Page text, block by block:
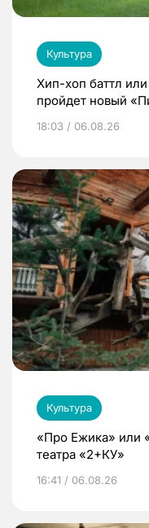
Культура
Хип-хоп баттл
пройдет новый
18:03 / 06.08.26
Культура
«Про Ежика» или
театра «2+КУ»
16:41 / 06.08.26